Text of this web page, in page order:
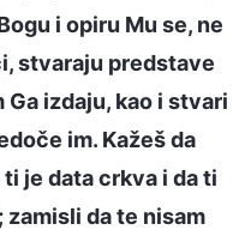
i opiru Mu se, ne
stvaraju predstave
izdaju, kao i stvari
im. Kažeš da
je data crkva i da ti
da te nisam